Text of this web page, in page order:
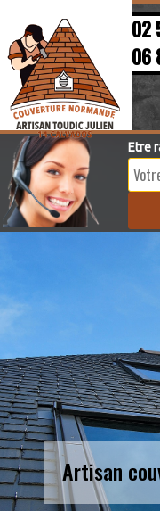
02
06
Etre
Artisan